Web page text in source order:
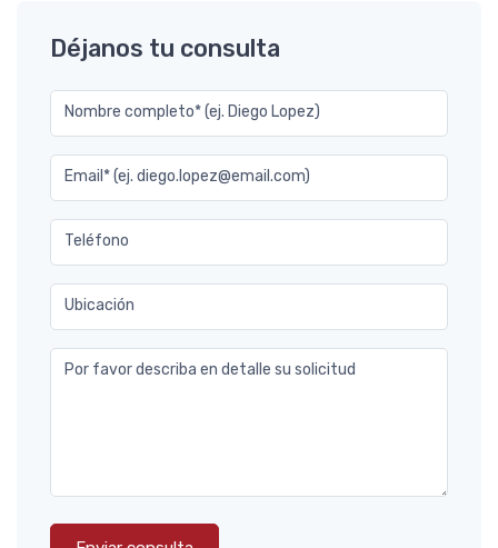
Déjanos tu consulta
Nombre completo* (ej. Diego Lopez)
Email* (ej. diego.lopez@email.com)
Teléfono
Ubicación
Por favor describa en detalle su solicitud